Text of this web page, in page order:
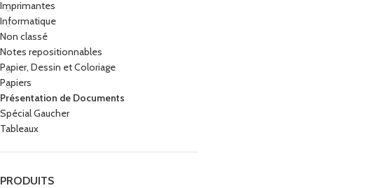
Imprimantes
Informatique
Non classé
Notes repositionnables
Papier, Dessin et Coloriage
Papiers
Présentation de Documents
Spécial Gaucher
Tableaux
PRODUITS